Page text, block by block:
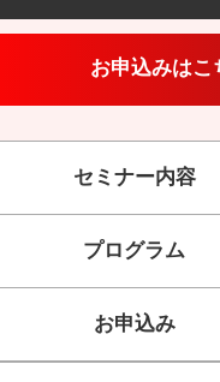
お申込みはこ
セミナー内容
プログラム
お申込み